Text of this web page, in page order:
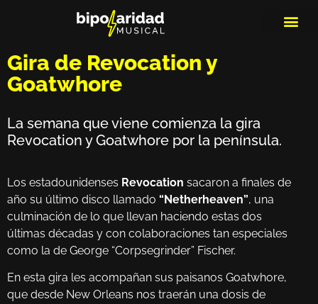
Gira de Revocation y
Goatwhore
La semana que viene comienza la gira
Revocation y Goatwhore por la península.
Los estadounidenses Revocation sacaron a finales de
año su último disco llamado “Netherheaven”, una
culminación de lo que llevan haciendo estas dos
últimas décadas y con colaboraciones tan especiales
como la de George “Corpsegrinder” Fischer.
En esta gira les acompañan sus paisanos Goatwhore,
que desde New Orleans nos traerán una dosis de